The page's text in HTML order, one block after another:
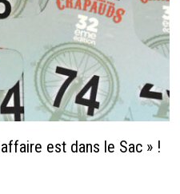
est dans le Sac » !